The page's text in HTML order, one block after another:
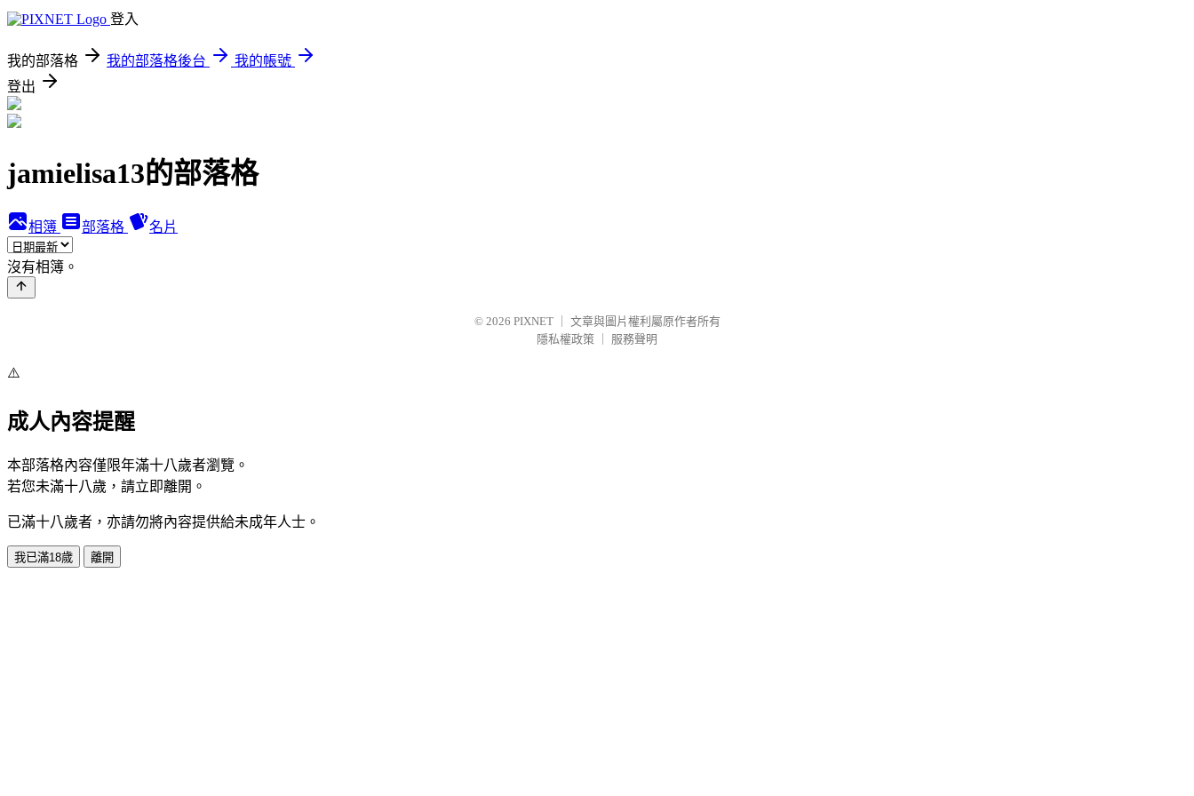
登入
我的部落格 我的部落格後台
我的帳號
登出
jamielisa13的部落格
相簿 部落格 名片
沒有相簿。
© 2026 PIXNET
文章與圖片權利屬原作者所有
隱私權政策
服務聲明
⚠️
成人內容提醒
本部落格內容僅限年滿十八歲者瀏覽。
若您未滿十八歲，請立即離開。
已滿十八歲者，亦請勿將內容提供給未成年人士。
我已滿18歲 離開